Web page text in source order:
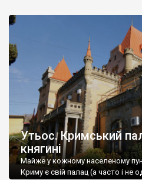
Утьос. Кримський
княгині
Майже у кожному населеному
Криму є свій палац (а часто і не